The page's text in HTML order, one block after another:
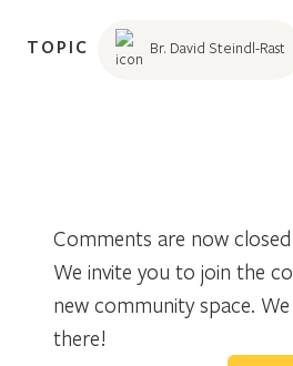
TOPIC Br. David Steindl-Rast
Comments are now
We invite you to join the
new community space.
there!